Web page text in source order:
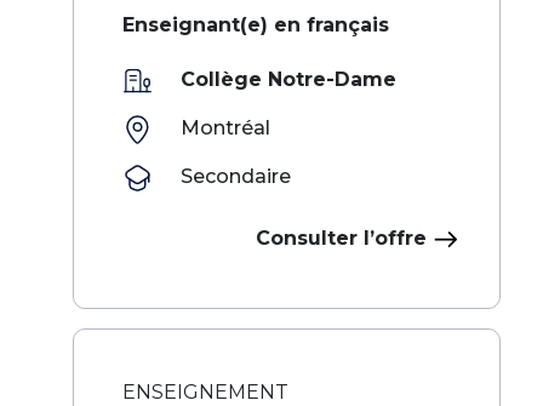
Enseignant(e) en français
Collège Notre-Dame
Montréal
Secondaire
Consulter l’offre
ENSEIGNEMENT